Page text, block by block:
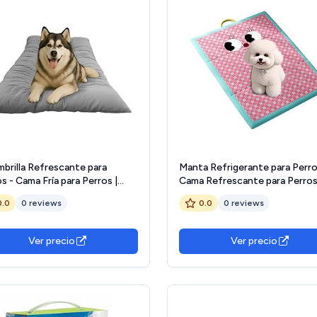
Refrescante para
- Cama Fría para Perros |
Enfriadora
Y Transpirable para
Jardín Patio Picnic Familiar
0 reviews
Ver precio
Manta Refrigerante para
Cama Refrescante para Perros
Impermeable y Lavable - Cojín
para Mascotas para Cachorros,
Oficina y Casa
0.0 0 reviews
Ver precio